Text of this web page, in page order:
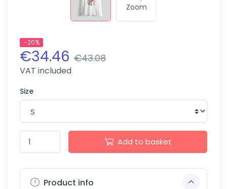
Zoom
-20%
€34.46 €43.08
VAT included
Size
Add to basket
Product info